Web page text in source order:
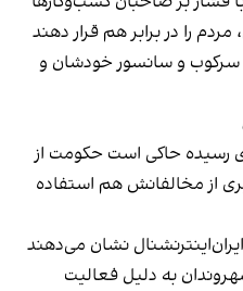
را در برابر هم قرار دهند
سرکوب و سانسور خودشان و
رسیده حاکی است حکومت از
از مخالفانش هم استفاده
نشان می‌دهند
به دلیل فعالیت